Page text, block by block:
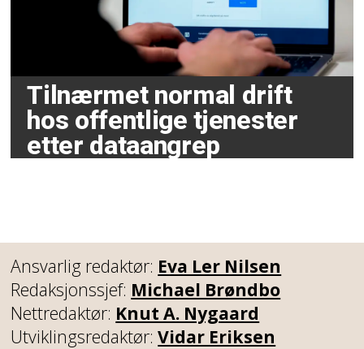
Tilnærmet normal drift
hos offentlige tjenester
etter dataangrep
Ansvarlig redaktør: Eva Ler Nilsen
Redaksjonssjef: Michael Brøndbo
Nettredaktør: Knut A. Nygaard
Utviklingsredaktør:Vidar Eriksen